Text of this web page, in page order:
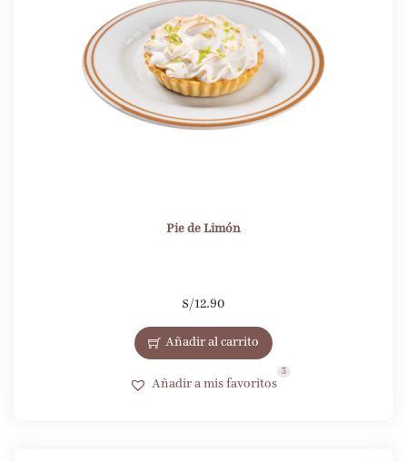
Pie de Limón
S/12.90
Añadir al carrito
Añadir a mis favoritos
3